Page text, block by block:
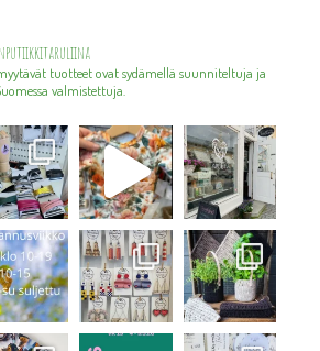
tuotteet ovat sydämellä suunniteltuja ja
valmistettuja.